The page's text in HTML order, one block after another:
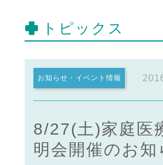
トピックス
お知らせ・イベント情報
8/27(土)家庭医
明会開催のお知